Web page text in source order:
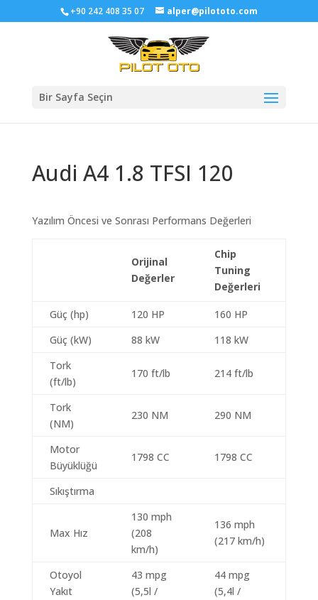
+90 242 408 35 07 alper@pilototo.com
Bir Sayfa Seçin
Audi A4 1.8 TFSI 120
Yazılım Öncesi ve Sonrası Performans Değerleri
Orijinal
Değerler
Chip
Tuning
Değerleri
Güç (hp) 120 HP
160 HP
Güç (kW)
88 kW
118 kW
Tork
(ft/lb)
170 ft/lb 214 ft/lb
Tork
(NM)
230 NM 290 NM
Motor
Büyüklüğü
1798 CC 1798 CC
Sıkıştırma
Max Hız
130 mph
(208
km/h)
136 mph
(217 km/h)
Otoyol
Yakıt
43 mpg
(5,5l /
44 mpg
(5,4l /